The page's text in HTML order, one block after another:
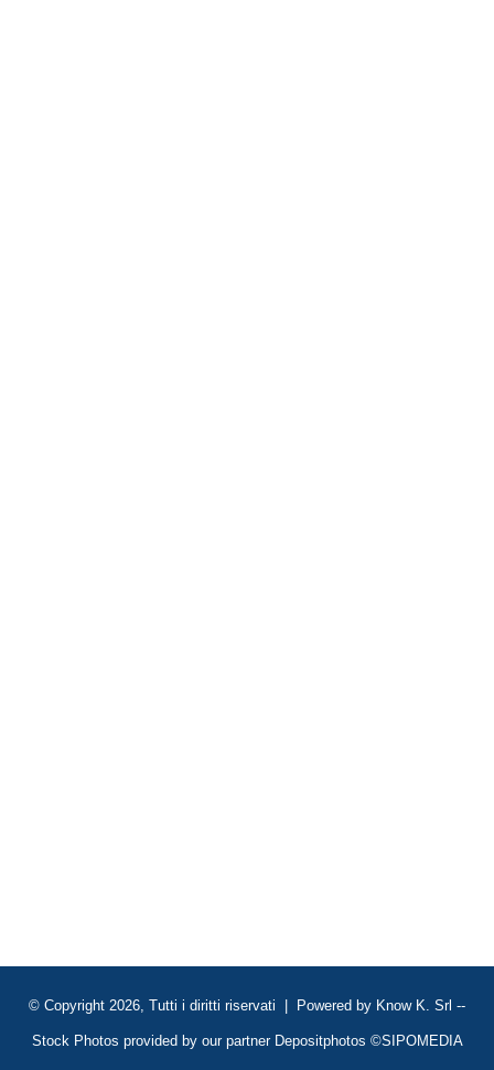
© Copyright 2026, Tutti i diritti riservati | Powered by Know K. Srl --
Stock Photos provided by our partner Depositphotos ©SIPOMEDIA